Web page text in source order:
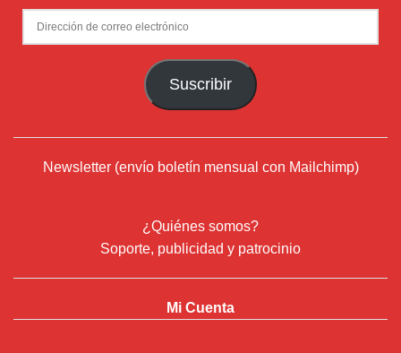
Dirección
de
Suscribir
Newsletter (envío boletín mensual con Mailchimp)
¿Quiénes somos?
Soporte, publicidad y patrocinio
Mi Cuenta